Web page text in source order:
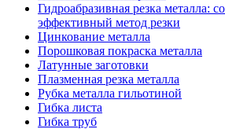
Гидроабразивная резка металла:
эффективный метод резки
Цинкование металла
Порошковая покраска металла
Латунные заготовки
Плазменная резка металла
Рубка металла гильотиной
Гибка листа
Гибка труб